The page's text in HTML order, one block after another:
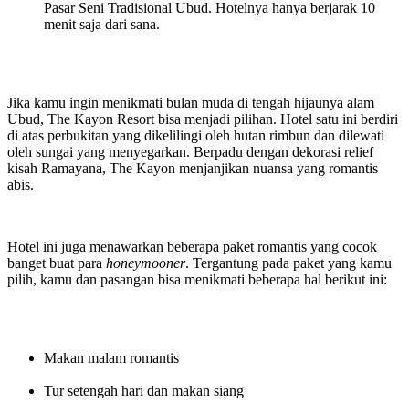
Pasar Seni Tradisional Ubud. Hotelnya hanya berjarak 10
menit saja dari sana.
Jika kamu ingin menikmati bulan muda di tengah hijaunya alam
Ubud, The Kayon Resort bisa menjadi pilihan. Hotel satu ini berdiri
di atas perbukitan yang dikelilingi oleh hutan rimbun dan dilewati
oleh sungai yang menyegarkan. Berpadu dengan dekorasi relief
kisah Ramayana, The Kayon menjanjikan nuansa yang romantis
abis.
Hotel ini juga menawarkan beberapa paket romantis yang cocok
banget buat para honeymooner. Tergantung pada paket yang kamu
pilih, kamu dan pasangan bisa menikmati beberapa hal berikut ini:
Makan malam romantis
Tur setengah hari dan makan siang